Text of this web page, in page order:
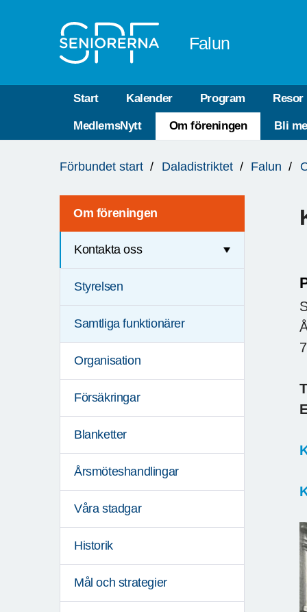
Falun
Start Kalender Program Resor
MedlemsNytt Om föreningen Bli
är
Förbundet start Daladistriktet Falun
Om föreningen
Kontakta oss
Styrelsen
Samtliga funktionärer
Organisation
Försäkringar
Blanketter
Årsmöteshandlingar
Våra stadgar
Historik
Mål och strategier